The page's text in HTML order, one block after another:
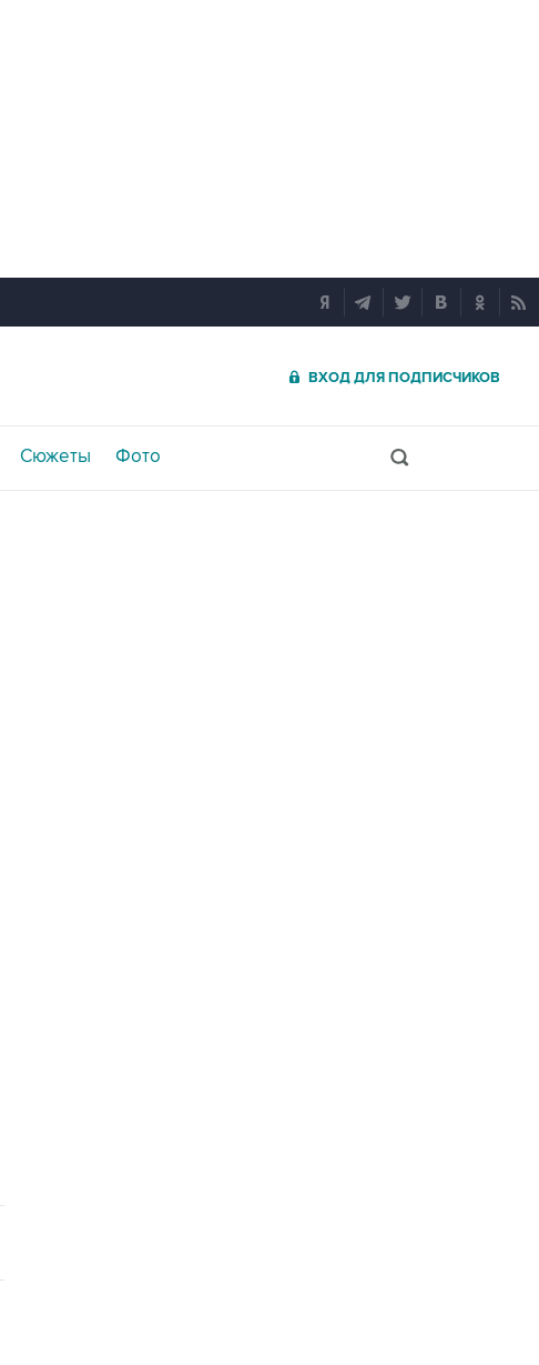
ВХОД ДЛЯ ПОДПИСЧИКОВ
Сюжеты Фото